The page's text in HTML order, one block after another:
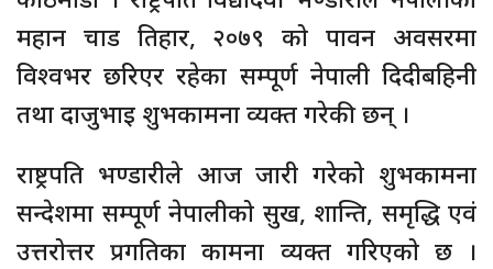
महान चाड तिहार, २०७९ को पावन अवसरमा
विश्वभर छरिएर रहेका सम्पूर्ण नेपाली दिदीबहिनी
तथा दाजुभाइ शुभकामना व्यक्त गरेकी छन् ।
राष्ट्रपति भण्डारीले आज जारी गरेको शुभकामना
सन्देशमा सम्पूर्ण नेपालीको सुख, शान्ति, समृद्धि एवं
उत्तरोत्तर प्रगतिका कामना व्यक्त गरिएको छ ।